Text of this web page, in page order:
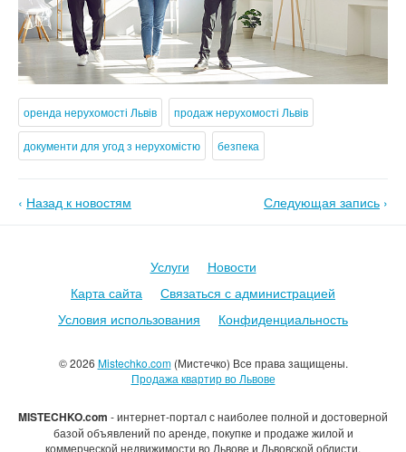
оренда нерухомості Львів продаж нерухомості Львів
документи для угод з нерухомістю безпека
‹ Назад к новостям Следующая запись ›
© 2026 Mistechko.com(Мистечко) Все права защищены.
Продажа квартир во Львове
Услуги
Новости
Карта сайта
Связаться с администрацией
Условия использования
Конфиденциальность
MISTECHKO.com - интернет-портал с наиболее полной и достоверной
базой объявлений по аренде, покупке и продаже жилой и
коммерческой недвижимости во Львове и Львовской облисти.